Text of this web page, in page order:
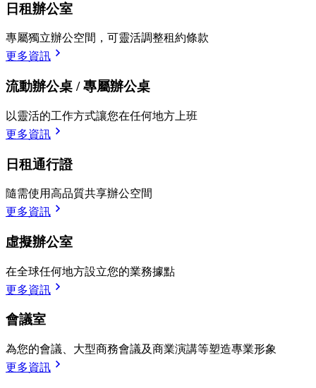
日租辦公室
專屬獨立辦公空間，可靈活調整租約條款
更多資訊
流動辦公桌 / 專屬辦公桌
以靈活的工作方式讓您在任何地方上班
更多資訊
日租通行證
隨需使用高品質共享辦公空間
更多資訊
虛擬辦公室
在全球任何地方設立您的業務據點
更多資訊
會議室
為您的會議、大型商務會議及商業演講等塑造專業形象
更多資訊